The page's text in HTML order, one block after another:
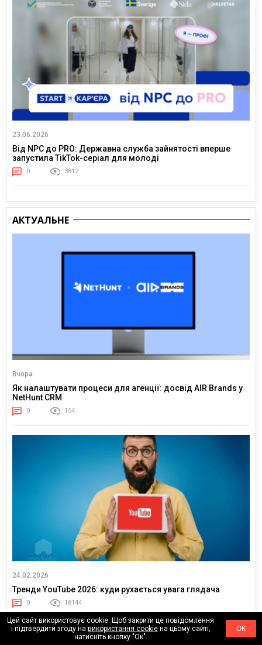
23.06.2026
Від NPC до PRO: Державна служба зайнятості вперше
запустила TikTok-серіал для молоді
0 3812
АКТУАЛЬНЕ
Вчора
Як налаштувати процеси для агенції: досвід AIR Brands у
NetHunt CRM
0 154
24.02.2026
Тренди YouTube 2026: куди рухається увага глядача
0 18144
Цей сайт використовує cookie. Щоб закрити це повідомлення
і підтвердити згоду на використання cookieна цьому сайті,
натисніть кнопку "Ок".
ОК